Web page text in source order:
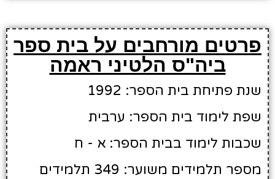
פרטים מורחבים על בית ספר
ביה"ס הלטיני ראמה
שנת פתיחת בית הספר: 1992
שפת לימוד בית הספר: ערבית
שכבות לימוד בבית הספר: א - ח
מספר תלמידים משוער: 349 תלמידים